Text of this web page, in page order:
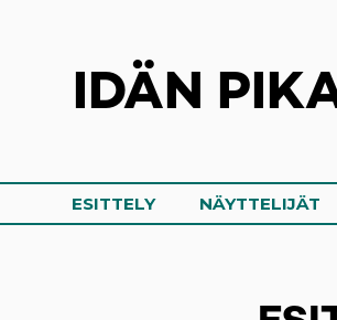
IDÄN
ESITTELY NÄYTTELIJÄT